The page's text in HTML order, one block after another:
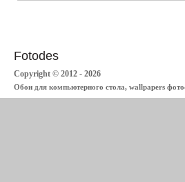
Fotodes
Copyright © 2012 - 2026
Обои для компьютерного стола, wallpapers